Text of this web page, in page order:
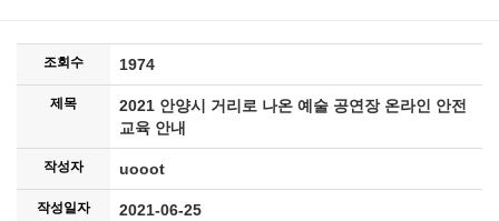
조회수 1974
제목
2021 안양시 거리로 나온 예술 공연장 온라인 안전
교육 안내
작성자 uooot
작성일자 2021-06-25